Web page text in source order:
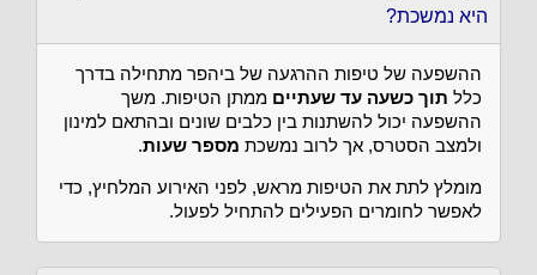
היא נמשכת?
ההשפעה של טיפות ההרגעה של ביהפר מתחילה בדרך
כלל תוך כשעה עד שעתיים ממתן הטיפות. משך
ההשפעה יכול להשתנות בין כלבים שונים ובהתאם למינון
ולמצב הסטרס, אך לרוב נמשכת מספר שעות.
מומלץ לתת את הטיפות מראש, לפני האירוע המלחיץ, כדי
לאפשר לחומרים הפעילים להתחיל לפעול.